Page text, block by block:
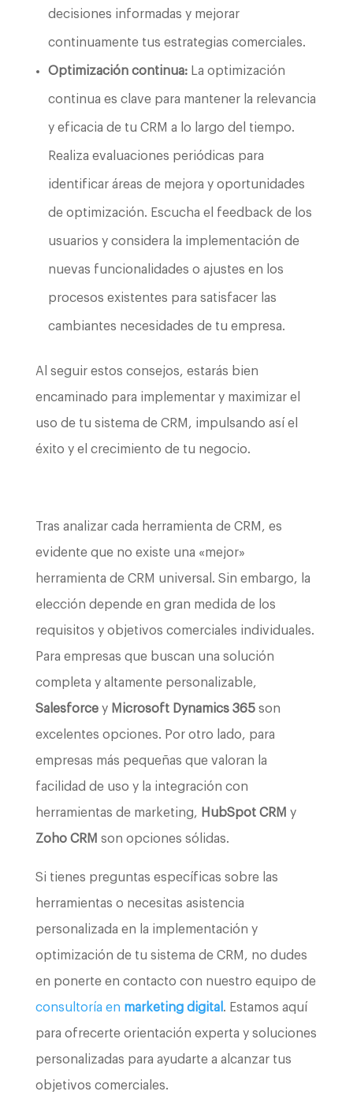
decisiones informadas y mejorar
continuamente tus estrategias comerciales.
Optimización continua: La optimización
continua es clave para mantener la relevancia
y eficacia de tu CRM a lo largo del tiempo.
Realiza evaluaciones periódicas para
identificar áreas de mejora y oportunidades
de optimización. Escucha el feedback de los
usuarios y considera la implementación de
nuevas funcionalidades o ajustes en los
procesos existentes para satisfacer las
cambiantes necesidades de tu empresa.
Al seguir estos consejos, estarás bien
encaminado para implementar y maximizar el
uso de tu sistema de CRM, impulsando así el
éxito y el crecimiento de tu negocio.
Tras analizar cada herramienta de CRM, es
evidente que no existe una «mejor»
herramienta de CRM universal. Sin embargo, la
elección depende en gran medida de los
requisitos y objetivos comerciales individuales.
Para empresas que buscan una solución
completa y altamente personalizable,
Salesforcey Microsoft Dynamics 365son
excelentes opciones. Por otro lado, para
empresas más pequeñas que valoran la
facilidad de uso y la integración con
herramientas de marketing, HubSpot CRM y
Zoho CRM son opciones sólidas.
Si tienes preguntas específicas sobre las
herramientas o necesitas asistencia
personalizada en la implementación y
optimización de tu sistema de CRM, no dudes
en ponerte en contacto con nuestro equipo de
consultoría en marketing digital . Estamos aquí
para ofrecerte orientación experta y soluciones
personalizadas para ayudarte a alcanzar tus
objetivos comerciales.